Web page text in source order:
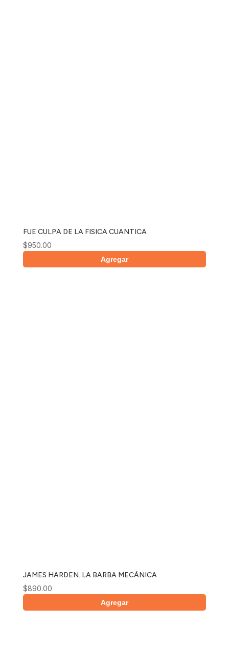
FUE CULPA DE LA FISICA CUANTICA
$950.00
Agregar
JAMES HARDEN. LA BARBA MECÁNICA
$890.00
Agregar